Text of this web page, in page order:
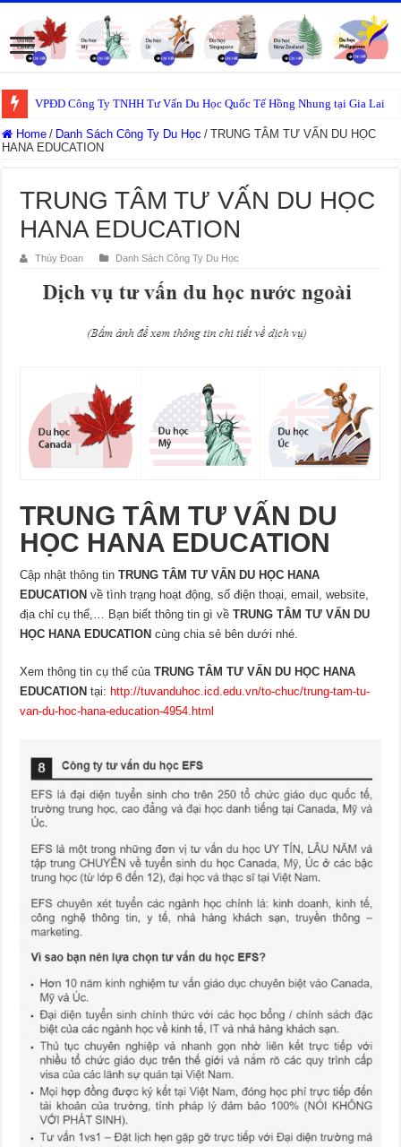
VPĐD Công Ty TNHH Tư Vấn Du Học Quốc Tế Hồng Nhung tại Gia Lai
Home / Danh Sách Công Ty Du Học / TRUNG TÂM TƯ VẤN DU HỌC
HANA EDUCATION
TRUNG TÂM TƯ VẤN DU HỌC
HANA EDUCATION
Thúy Đoan Danh Sách Công Ty Du Học
TRUNG TÂM TƯ VẤN DU
HỌC HANA EDUCATION
Cập nhật thông tinTRUNG TÂM TƯ VẤN DU HỌC HANA
EDUCATION về tình trạng hoạt động, số điện thoại, email, website,
địa chỉ cụ thể,… Bạn biết thông tin gì vềTRUNG TÂM TƯ VẤN DU
HỌC HANA EDUCATION cùng chia sẻ bên dưới nhé.
Xem thông tin cụ thể củaTRUNG TÂM TƯ VẤN DU HỌC HANA
EDUCATION tại: http://tuvanduhoc.icd.edu.vn/to-chuc/trung-tam-tu-
van-du-hoc-hana-education-4954.html